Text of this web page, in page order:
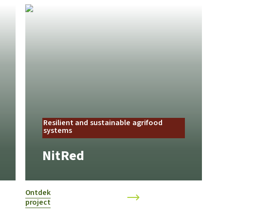
Resilient and sustainable agrifood
systems
NitRed
Ontdek
project